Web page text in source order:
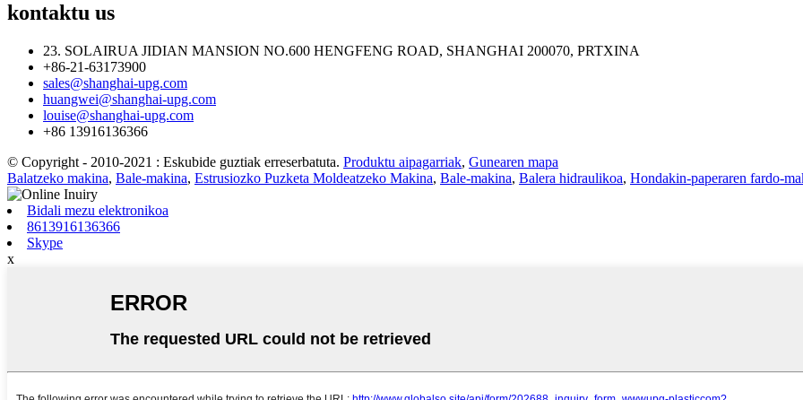
kontaktu us
23. SOLAIRUA JIDIAN MANSION NO.600 HENGFENG ROAD, SHANGHAI 200070, PRTXINA
+86-21-63173900
sales@shanghai-upg.com
huangwei@shanghai-upg.com
louise@shanghai-upg.com
+86 13916136366
© Copyright - 2010-2021 : Eskubide guztiak erreserbatuta. Produktu aipagarriak, Gunearen mapa
Balatzeko makina, Bale-makina, Estrusiozko Puzketa Moldeatzeko Makina, Bale-makina, Balera hidraulikoa, Hondakin-paperaren fardo-
Bidali mezu elektronikoa
8613916136366
Skype
x